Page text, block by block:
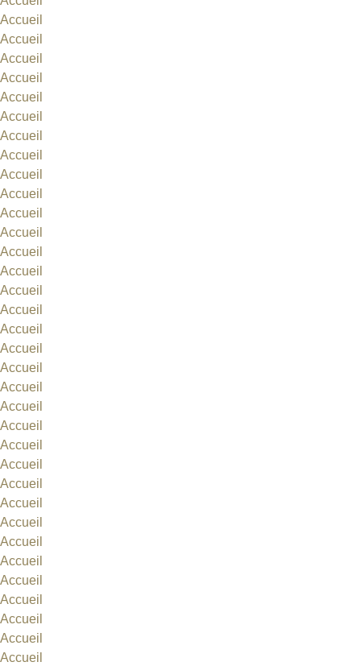
Accueil
Accueil
Accueil
Accueil
Accueil
Accueil
Accueil
Accueil
Accueil
Accueil
Accueil
Accueil
Accueil
Accueil
Accueil
Accueil
Accueil
Accueil
Accueil
Accueil
Accueil
Accueil
Accueil
Accueil
Accueil
Accueil
Accueil
Accueil
Accueil
Accueil
Accueil
Accueil
Accueil
Accueil